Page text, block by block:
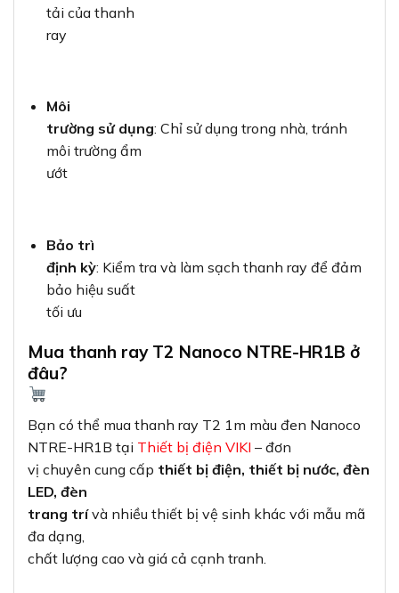
tải của thanh
ray
Môi
trường sử dụng: Chỉ sử dụng trong nhà, tránh
môi trường ẩm
ướt
Bảo trì
định kỳ: Kiểm tra và làm sạch thanh ray để đảm
bảo hiệu suất
tối ưu
Mua thanh ray T2 Nanoco NTRE-HR1B ở
đâu?
Bạn có thể mua thanh ray T2 1m màu đen Nanoco
NTRE-HR1B tại Thiết bị điện VIKI – đơn
vị chuyên cung cấp thiết bị điện, thiết bị nước, đèn
LED, đèn
trang trívà nhiều thiết bị vệ sinh khác với mẫu mã
đa dạng,
chất lượng cao và giá cả cạnh tranh.